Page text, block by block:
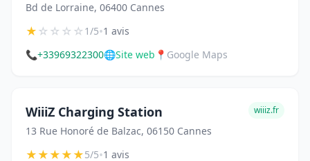
Bd de Lorraine, 06400 Cannes
★☆☆☆☆1/5•1 avis
📞+33969322300🌐Site web 📍 Google Maps
WiiiZ Charging Station
13 Rue Honoré de Balzac, 06150 Cannes
wiiiz.fr
★★★★★5/5•1 avis